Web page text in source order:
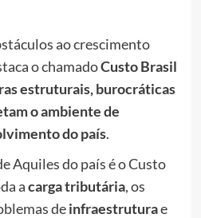
ao crescimento
o chamadoCusto Brasil
estruturais, burocráticas
o ambiente de
do país.
Aquiles do país é o Custo
acarga tributária, os
deinfraestruturae